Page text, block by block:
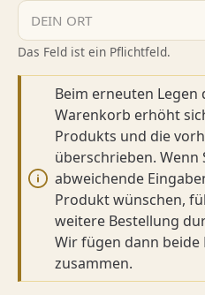
Das Feld ist ein Pflichtfeld.
Beim erneuten
Warenkorb erhöht
Produkts und die
überschrieben. Wenn
abweichende
Produkt wünschen,
weitere Bestellung
Wir fügen dann beide
zusammen.